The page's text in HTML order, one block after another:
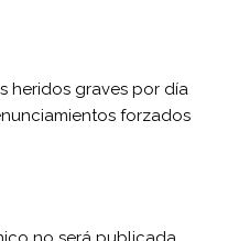
heridos graves por día
forzados